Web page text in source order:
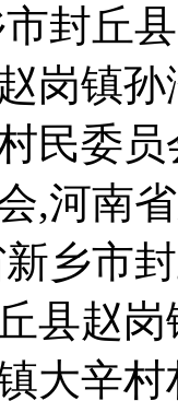
封丘
岗镇
民委
,河南
乡市
县赵
大辛